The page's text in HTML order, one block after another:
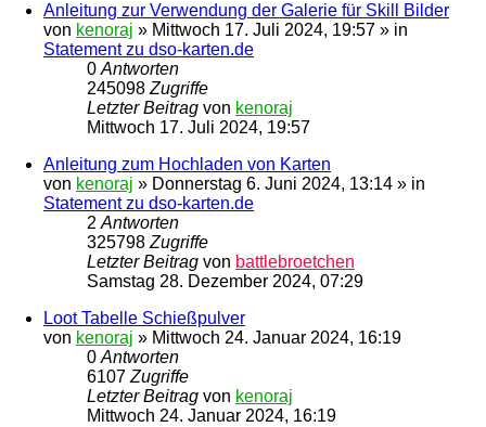
Anleitung zur Verwendung der Galerie für Skill Bilder
von kenoraj » Mittwoch 17. Juli 2024, 19:57 » in
Statement zu dso-karten.de
0Antworten
245098Zugriffe
Letzter Beitrag von kenoraj
Mittwoch 17. Juli 2024, 19:57
Anleitung zum Hochladen von Karten
von kenoraj » Donnerstag 6. Juni 2024, 13:14 » in
Statement zu dso-karten.de
2Antworten
325798Zugriffe
Letzter Beitrag von battlebroetchen
Samstag 28. Dezember 2024, 07:29
Loot Tabelle Schießpulver
von kenoraj » Mittwoch 24. Januar 2024, 16:19
0Antworten
6107Zugriffe
Letzter Beitrag von kenoraj
Mittwoch 24. Januar 2024, 16:19